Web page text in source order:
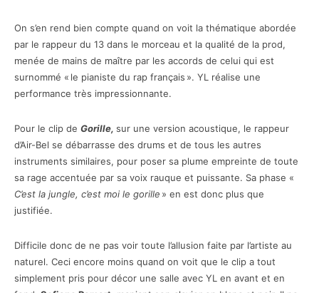
On s’en rend bien compte quand on voit la thématique abordée
par le rappeur du 13 dans le morceau et la qualité de la prod,
menée de mains de maître par les accords de celui qui est
surnommé « le pianiste du rap français ». YL réalise une
performance très impressionnante.
Pour le clip de Gorille, sur une version acoustique, le rappeur
d’Air-Bel se débarrasse des drums et de tous les autres
instruments similaires, pour poser sa plume empreinte de toute
sa rage accentuée par sa voix rauque et puissante. Sa phase «
C’est la jungle, c’est moi le gorille » en est donc plus que
justifiée.
Difficile donc de ne pas voir toute l’allusion faite par l’artiste au
naturel. Ceci encore moins quand on voit que le clip a tout
simplement pris pour décor une salle avec YL en avant et en